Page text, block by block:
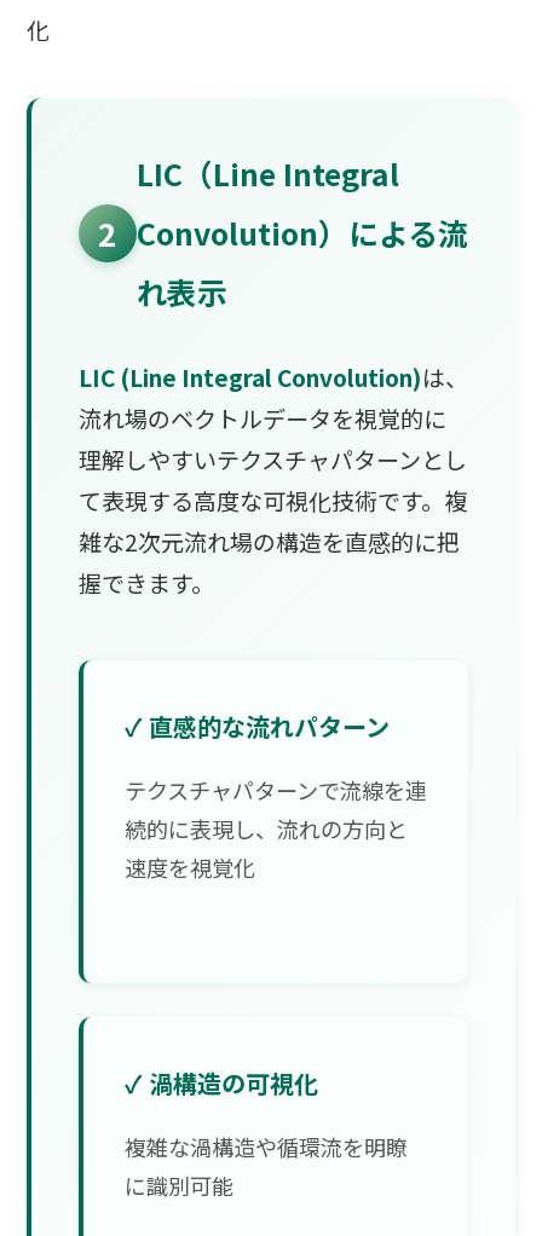
化
2
LIC（Line Integral
Convolution）による流
れ表示
LIC (Line Integral Convolution)は、
流れ場のベクトルデータを視覚的に
理解しやすいテクスチャパターンとし
て表現する高度な可視化技術です。複
雑な2次元流れ場の構造を直感的に把
握できます。
✓ 直感的な流れパターン
テクスチャパターンで流線を連
続的に表現し、流れの方向と
速度を視覚化
✓ 渦構造の可視化
複雑な渦構造や循環流を明瞭
に識別可能